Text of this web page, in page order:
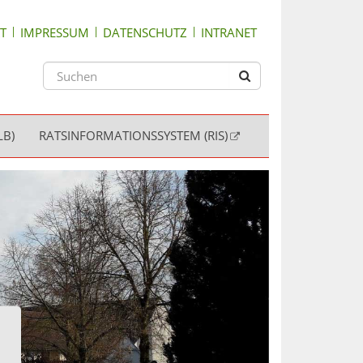
IMPRESSUM DATENSCHUTZ INTRANET
RATSINFORMATIONSSYSTEM (RIS)